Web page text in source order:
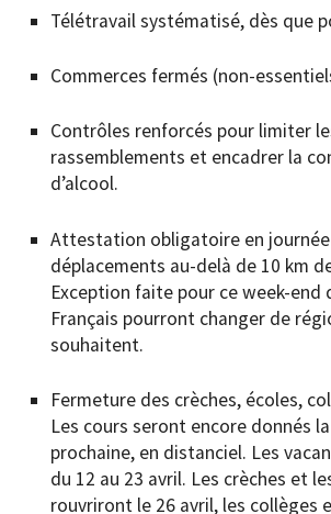
Télétravail systématisé, dès que
Commerces fermés (non-
Contrôles renforcés pour limiter
rassemblements et encadrer la
d’alcool.
Attestation obligatoire en
déplacements au-delà de 10 km
Exception faite pour ce week-end
Français pourront changer de
souhaitent.
Fermeture des crèches, écoles,
Les cours seront encore donnés
prochaine, en distanciel. Les
du 12 au 23 avril. Les crèches et
rouvriront le 26 avril, les collèges